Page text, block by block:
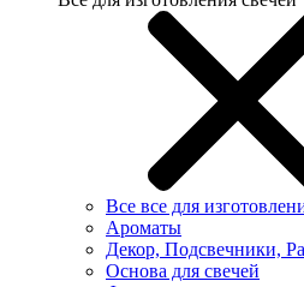
Все все для
Ароматы
Декор, Подсвечники,
Основа для свечей